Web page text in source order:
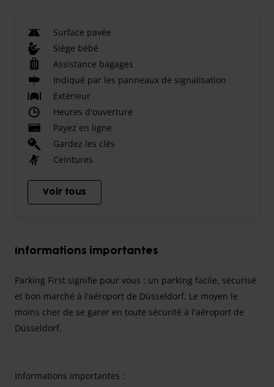
Surface pavée
Siège bébé
Assistance bagages
Indiqué par les panneaux de signalisation
Extérieur
Heures d'ouverture
Payez en ligne
Gardez les clés
Ceintures
Voir tous
Informations importantes
Parking First signifie pour vous : un parking facile, sécurisé
et bon marché à l'aéroport de Düsseldorf. Le moyen le
moins cher de se garer en toute sécurité à l'aéroport de
Düsseldorf.
Informations importantes :